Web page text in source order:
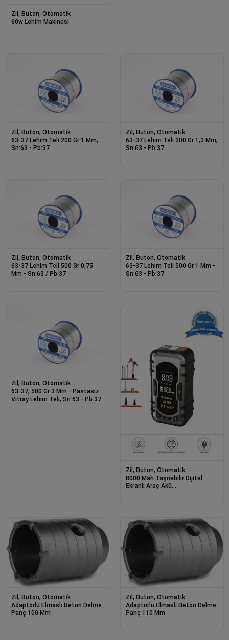
Zil, Buton, Otomatik
60w Lehim Makinesi
Zil, Buton, Otomatik
63-37 Lehim Teli 200 Gr 1 Mm,
Sn:63 - Pb:37
Zil, Buton, Otomatik
63-37 Lehim Teli 200 Gr 1,2 Mm,
Sn:63 - Pb:37
Zil, Buton, Otomatik
63-37 Lehim Teli 500 Gr 0,75
Mm - Sn:63 / Pb:37
Zil, Buton, Otomatik
63-37 Lehim Teli 500 Gr 1 Mm -
Sn:63 - Pb:37
Zil, Buton, Otomatik
63-37, 500 Gr 3 Mm - Pastasız
Vitray Lehim Teli, Sn:63 - Pb:37
Zil, Buton, Otomatik
8000 Mah Taşnabilir Dijital
Ekranlı Araç Akü
Zil, Buton, Otomatik
Adaptörlü Elmaslı Beton Delme
Panç 100 Mm
Zil, Buton, Otomatik
Adaptörlü Elmaslı Beton Delme
Panç 110 Mm